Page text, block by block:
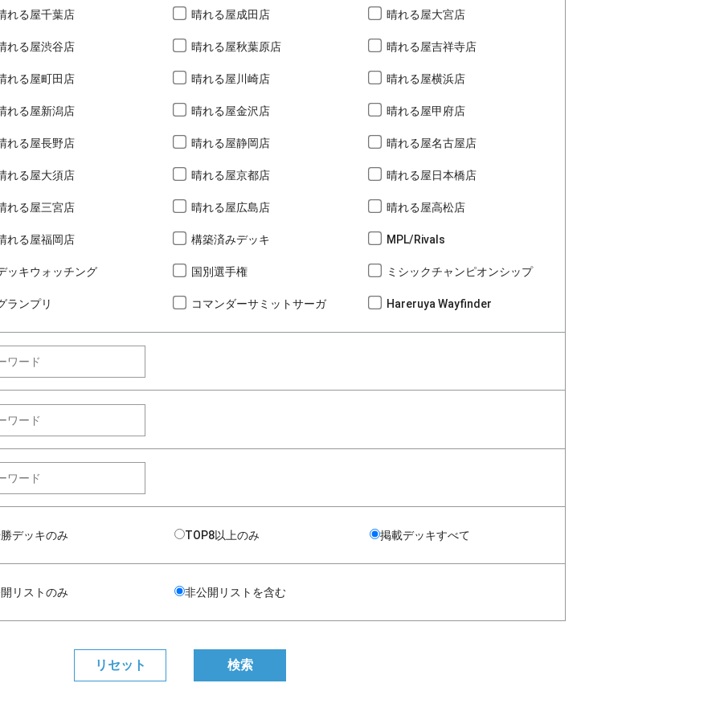
れる屋千葉店 晴れる屋成田店 晴れる屋大宮店
れる屋渋谷店 晴れる屋秋葉原店 晴れる屋吉祥寺店
れる屋町田店 晴れる屋川崎店 晴れる屋横浜店
れる屋新潟店 晴れる屋金沢店 晴れる屋甲府店
れる屋長野店 晴れる屋静岡店 晴れる屋名古屋店
れる屋大須店 晴れる屋京都店 晴れる屋日本橋店
れる屋三宮店 晴れる屋広島店 晴れる屋高松店
れる屋福岡店 構築済みデッキ MPL/Rivals
ッキウォッチング 国別選手権 ミシックチャンピオンシップ
ランプリ コマンダーサミットサーガ Hareruya Wayfinder
デッキのみ TOP8以上のみ 掲載デッキすべて
リストのみ 非公開リストを含む